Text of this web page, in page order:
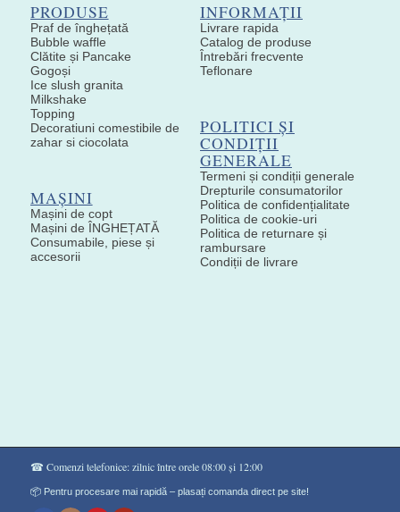
PRODUSE
Praf de înghețată
Bubble waffle
Clătite și Pancake
Gogoși
Ice slush granita
Milkshake
Topping
Decoratiuni comestibile de
zahar si ciocolata
MAȘINI
Mașini de copt
Mașini de ÎNGHEȚATĂ
Consumabile, piese și
accesorii
INFORMAȚII
Livrare rapida
Catalog de produse
Întrebări frecvente
Teflonare
POLITICI ȘI
CONDIȚII
GENERALE
Termeni și condiții generale
Drepturile consumatorilor
Politica de confidențialitate
Politica de cookie-uri
Politica de returnare și
rambursare
Condiții de livrare
☎ Comenzi telefonice: zilnic între orele 08:00 și 12:00
📦 Pentru procesare mai rapidă – plasați comanda direct pe site!